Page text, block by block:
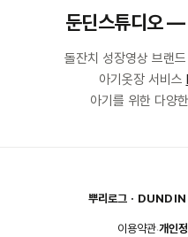
둔딘스튜디오
돌잔치 성장영상 브랜드
아기옷장 서비스
아기를 위한 다양
뿌리로그 ·
이용약관·개인